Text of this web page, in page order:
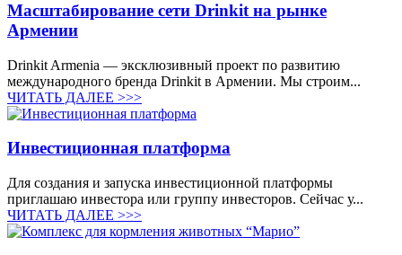
Масштабирование сети Drinkit на рынке
Армении
Drinkit Armenia — эксклюзивный проект по развитию
международного бренда Drinkit в Армении. Мы строим...
ЧИТАТЬ ДАЛЕЕ >>>
Инвестиционная платформа
Для создания и запуска инвестиционной платформы
приглашаю инвестора или группу инвесторов. Сейчас у...
ЧИТАТЬ ДАЛЕЕ >>>